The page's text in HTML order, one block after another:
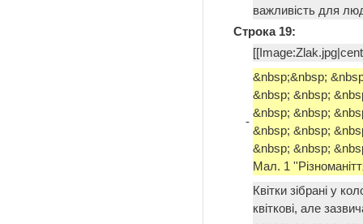
важливість для
Строка 19:
-
&nbsp;&nbsp;
&nbsp; &nbsp;
&nbsp; &nbsp;
&nbsp; &nbsp;
&nbsp; &nbsp;
Мал. 1
Квітки зібрані у
квіткові, але